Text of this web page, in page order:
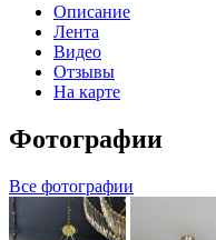
Описание
Лента
Видео
Отзывы
На карте
Фотографии
Все фотографии